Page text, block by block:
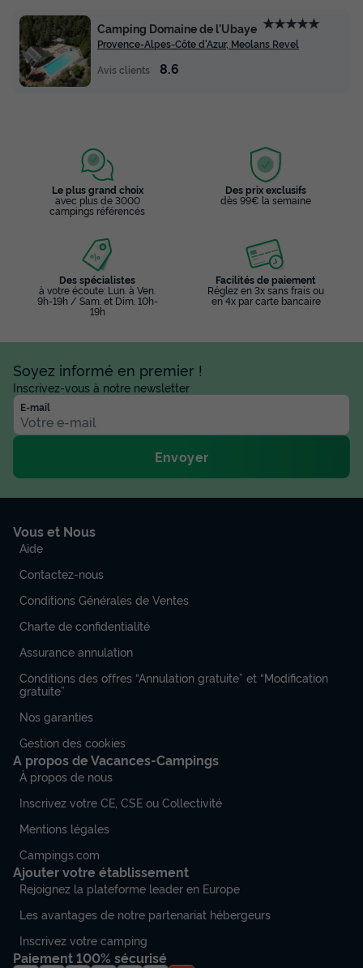
Camping Domaine de l'Ubaye ★★★★★
Provence-Alpes-Côte d'Azur, Meolans Revel
Avis clients
8.6
Le plus grand choix
avec plus de 3000
campings référencés
Des prix exclusifs
dès 99€ la semaine
Des spécialistes
à votre écoute: Lun. à Ven.
9h-19h / Sam. et Dim. 10h-
19h
Facilités de paiement
Réglez en 3x sans frais ou
en 4x par carte bancaire
Soyez informé en premier !
Inscrivez-vous à notre newsletter
E-mail
Envoyer
Vous et Nous
Aide
Contactez-nous
Conditions Générales de Ventes
Charte de confidentialité
Assurance annulation
Conditions des offres “Annulation gratuite” et “Modification
gratuite”
Nos garanties
Gestion des cookies
A propos de Vacances-Campings
À propos de nous
Inscrivez votre CE, CSE ou Collectivité
Mentions légales
Campings.com
Ajouter votre établissement
Rejoignez la plateforme leader en Europe
Les avantages de notre partenariat hébergeurs
Inscrivez votre camping
Paiement 100% sécurisé